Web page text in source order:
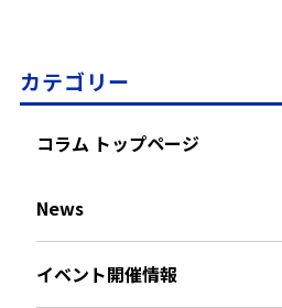
カテゴリー
コラム トップページ
News
イベント開催情報